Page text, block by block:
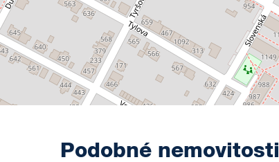
Podobné nemovitosti